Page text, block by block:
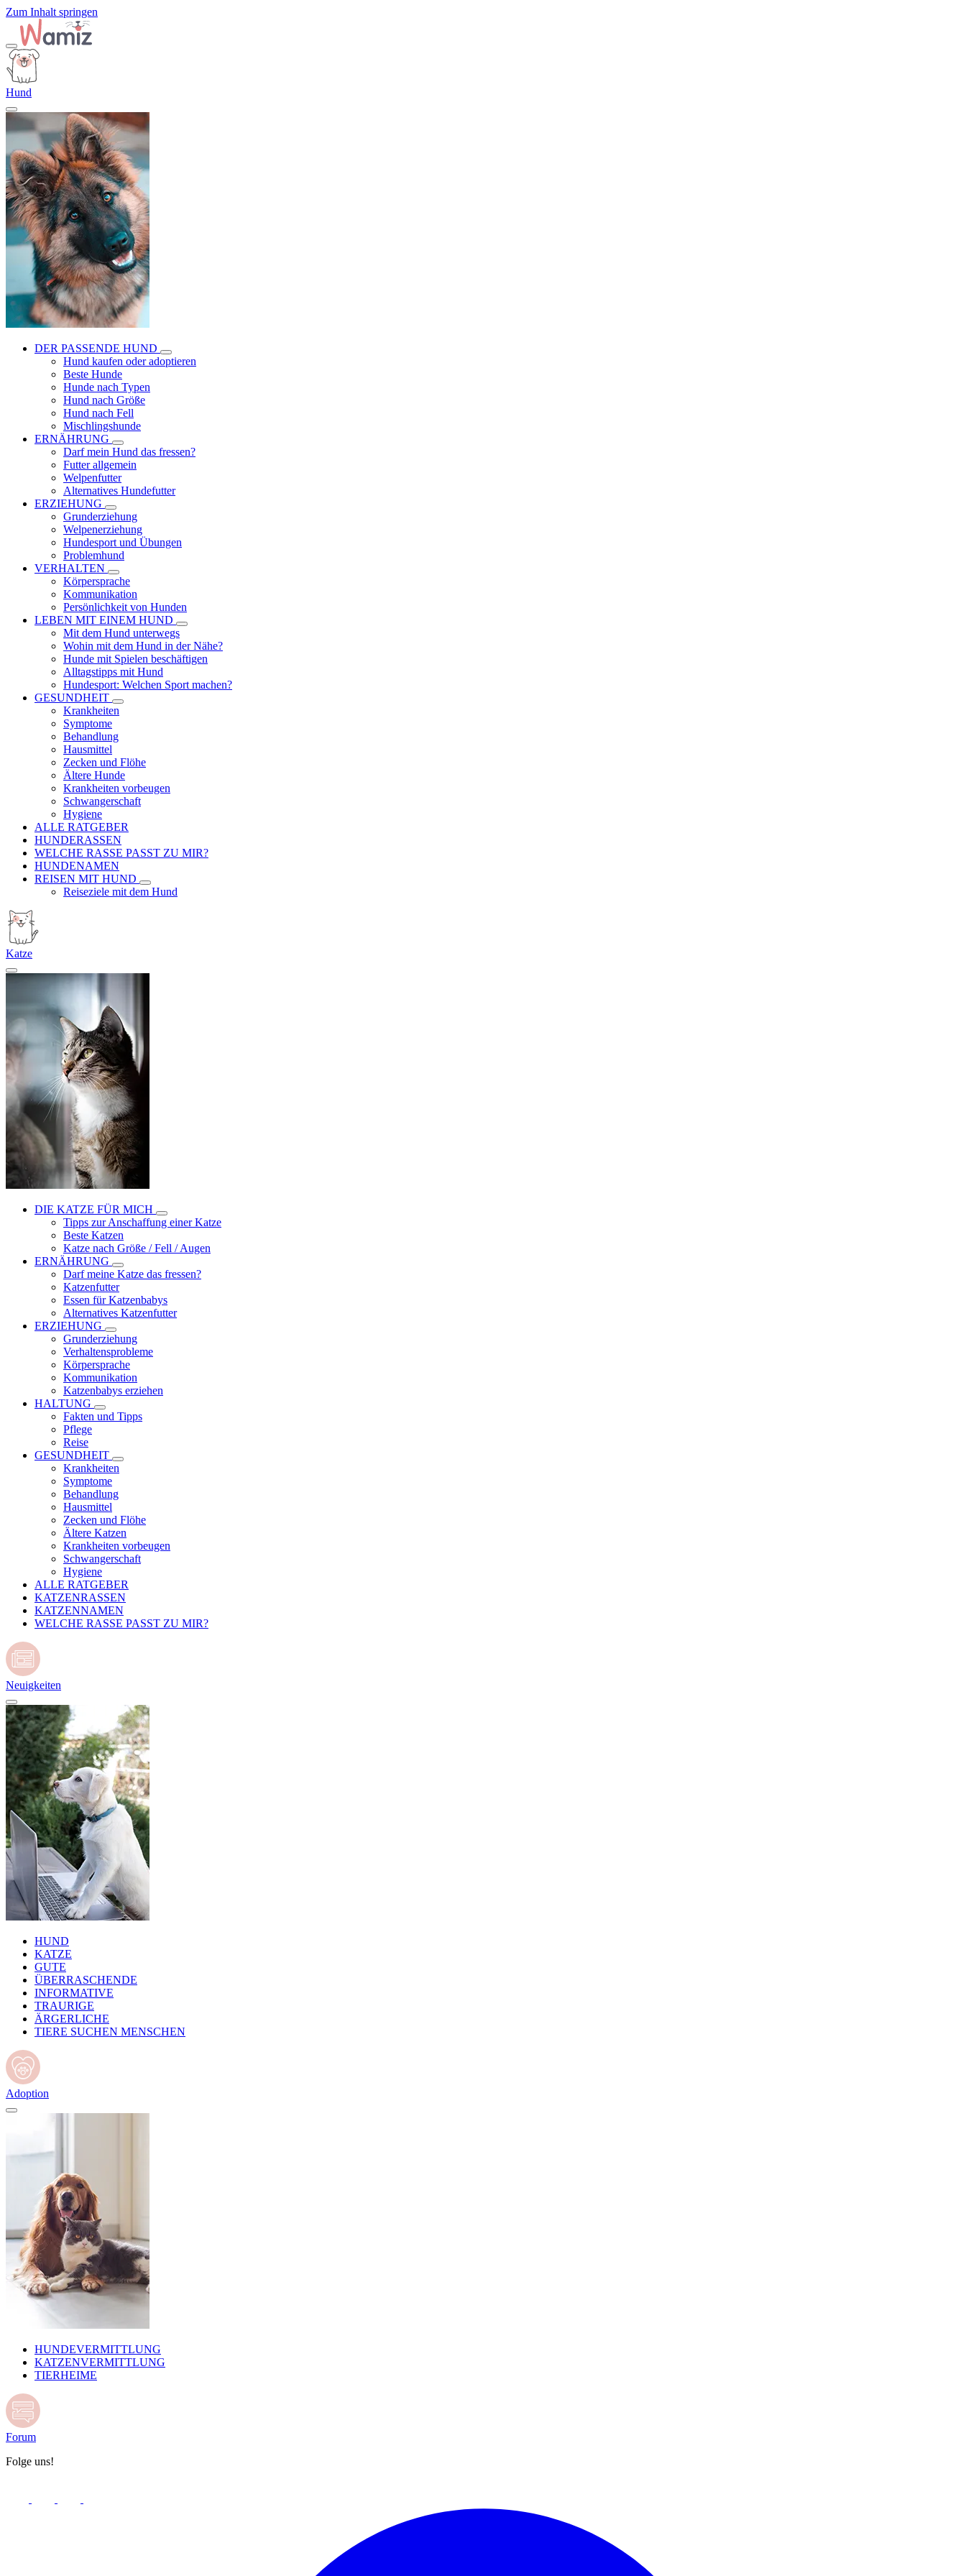
Zum Inhalt springen
Hund
DER PASSENDE HUND
Hund kaufen oder adoptieren
Beste Hunde
Hunde nach Typen
Hund nach Größe
Hund nach Fell
Mischlingshunde
ERNÄHRUNG
Darf mein Hund das fressen?
Futter allgemein
Welpenfutter
Alternatives Hundefutter
ERZIEHUNG
Grunderziehung
Welpenerziehung
Hundesport und Übungen
Problemhund
VERHALTEN
Körpersprache
Kommunikation
Persönlichkeit von Hunden
LEBEN MIT EINEM HUND
Mit dem Hund unterwegs
Wohin mit dem Hund in der Nähe?
Hunde mit Spielen beschäftigen
Alltagstipps mit Hund
Hundesport: Welchen Sport machen?
GESUNDHEIT
Krankheiten
Symptome
Behandlung
Hausmittel
Zecken und Flöhe
Ältere Hunde
Krankheiten vorbeugen
Schwangerschaft
Hygiene
ALLE RATGEBER
HUNDERASSEN
WELCHE RASSE PASST ZU MIR?
HUNDENAMEN
REISEN MIT HUND
Reiseziele mit dem Hund
Katze
DIE KATZE FÜR MICH
Tipps zur Anschaffung einer Katze
Beste Katzen
Katze nach Größe / Fell / Augen
ERNÄHRUNG
Darf meine Katze das fressen?
Katzenfutter
Essen für Katzenbabys
Alternatives Katzenfutter
ERZIEHUNG
Grunderziehung
Verhaltensprobleme
Körpersprache
Kommunikation
Katzenbabys erziehen
HALTUNG
Fakten und Tipps
Pflege
Reise
GESUNDHEIT
Krankheiten
Symptome
Behandlung
Hausmittel
Zecken und Flöhe
Ältere Katzen
Krankheiten vorbeugen
Schwangerschaft
Hygiene
ALLE RATGEBER
KATZENRASSEN
KATZENNAMEN
WELCHE RASSE PASST ZU MIR?
Neuigkeiten
HUND
KATZE
GUTE
ÜBERRASCHENDE
INFORMATIVE
TRAURIGE
ÄRGERLICHE
TIERE SUCHEN MENSCHEN
Adoption
HUNDEVERMITTLUNG
KATZENVERMITTLUNG
TIERHEIME
Forum
Folge uns!